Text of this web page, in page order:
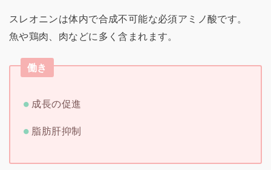
スレオニンは体内で合成不可能な必須アミノ酸です。
魚や鶏肉、肉などに多く含まれます。
働き
成長の促進
脂肪肝抑制